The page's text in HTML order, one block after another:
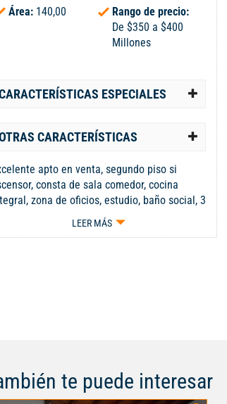
Área: 140,00
Rango de precio:
De $350 a $400
Millones
ESPECIALES
CARACTERÍSTICAS
apto en venta, segundo piso si
consta de sala comedor, cocina
zona de oficios, estudio, baño social, 3
2 baños privados, patio, parqueadero
para 1 vehiculo, cuenta con muy
LEER MÁS
te puede interesar